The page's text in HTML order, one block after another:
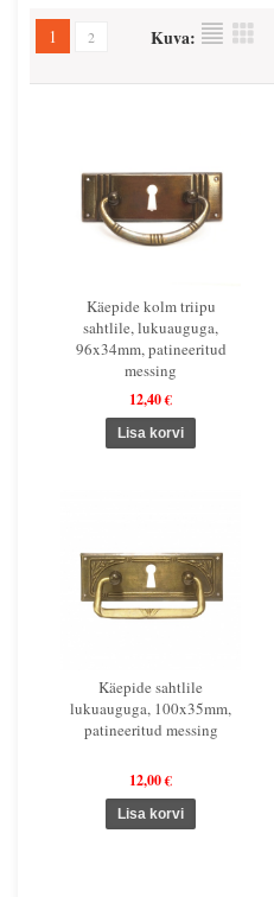
1 2 Kuva:
Käepide kolm triipu
sahtlile, lukuauguga,
96x34mm, patineeritud
messing
12,40 €
Käepide sahtlile
lukuauguga, 100x35mm,
patineeritud messing
12,00 €